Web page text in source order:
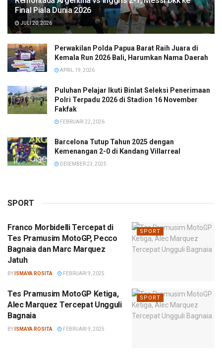
Final Piala Dunia 2026
JULI 20, 2026
Perwakilan Polda Papua Barat Raih Juara di
Kemala Run 2026 Bali, Harumkan Nama Daerah
APRIL 19, 2026
Puluhan Pelajar Ikuti Binlat Seleksi Penerimaan
Polri Terpadu 2026 di Stadion 16 November
Fakfak
FEBRUARI 22, 2026
Barcelona Tutup Tahun 2025 dengan
Kemenangan 2-0 di Kandang Villarreal
DESEMBER 23, 2025
SPORT
SPORT
Franco Morbidelli Tercepat di
Tes Pramusim MotoGP, Pecco
Bagnaia dan Marc Marquez
Jatuh
BY ISMAYA ROSITA FEBRUARI 9, 2025
SPORT
Tes Pramusim MotoGP Ketiga,
Alec Marquez Tercepat Ungguli
Bagnaia
BY ISMAYA ROSITA FEBRUARI 9, 2025